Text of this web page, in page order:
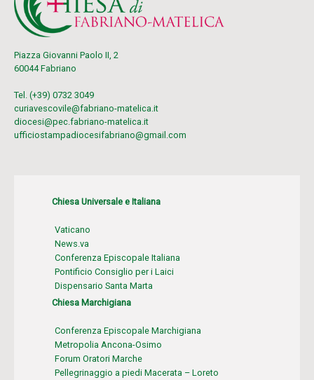
Piazza Giovanni Paolo II, 2
60044 Fabriano
Tel. (+39) 0732 3049
curiavescovile@fabriano-matelica.it
diocesi@pec.fabriano-matelica.it
ufficiostampadiocesifabriano@gmail.com
Chiesa Universale e Italiana
Vaticano
News.va
Conferenza Episcopale Italiana
Pontificio Consiglio per i Laici
Dispensario Santa Marta
Chiesa Marchigiana
Conferenza Episcopale Marchigiana
Metropolia Ancona-Osimo
Forum Oratori Marche
Pellegrinaggio a piedi Macerata – Loreto